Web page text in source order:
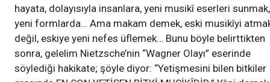
hayata, dolayısıyla insanlara, yeni musikî eserleri sunmak,
yeni formlarda… Ama makam demek, eski musikîyi
değil, eskiye yeni nefes üflemek… Bunu böyle belirttikten
sonra, gelelim Nietzsche’nin “Wagner Olayı” eserinde
söylediği hakikate; şöyle diyor: “Yetişmesini bilen bitkiler